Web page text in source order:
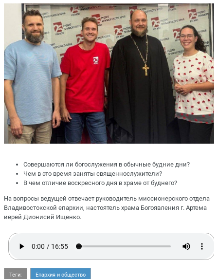
Совершаются ли богослужения в обычные будние дни?
Чем в это время заняты священнослужители?
В чем отличие воскресного дня в храме от буднего?
На вопросы ведущей отвечает руководитель миссионерского отдела
Владивостокской епархии, настоятель храма Богоявления г. Артема
иерей Дионисий Ищенко.
Теги: Епархия и общество